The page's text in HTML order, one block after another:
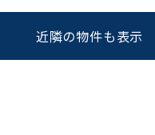
近隣の物件も表示